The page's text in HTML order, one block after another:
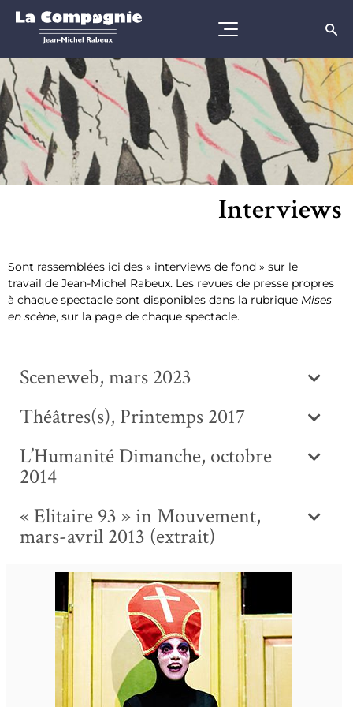
Interviews
Sont rassemblées ici des « interviews de fond » sur le
travail de Jean-Michel Rabeux. Les revues de presse propres
à chaque spectacle sont disponibles dans la rubrique Mises
en scène, sur la page de chaque spectacle.
Sceneweb, mars 2023
Théâtres(s), Printemps 2017
L’Humanité Dimanche, octobre
2014
« Elitaire 93 » in Mouvement,
mars-avril 2013 (extrait)